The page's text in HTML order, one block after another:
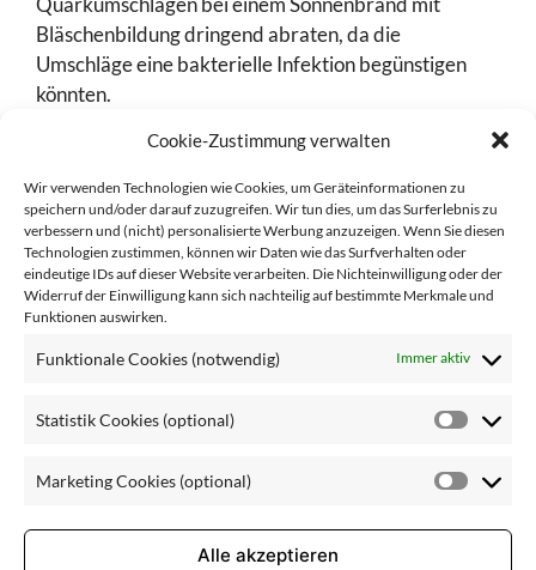
Cookie-Zustimmung verwalten
Wir verwenden Technologien wie Cookies, um Geräteinformationen zu
speichern und/oder darauf zuzugreifen. Wir tun dies, um das Surferlebnis zu
verbessern und (nicht) personalisierte Werbung anzuzeigen. Wenn Sie diesen
Technologien zustimmen, können wir Daten wie das Surfverhalten oder
eindeutige IDs auf dieser Website verarbeiten. Die Nichteinwilligung oder der
Widerruf der Einwilligung kann sich nachteilig auf bestimmte Merkmale und
Funktionen auswirken.
Funktionale Cookies (notwendig) Immer aktiv
Statistik Cookies (optional)
Marketing Cookies (optional)
Alle akzeptieren
Bläschenbildung dringend abraten, da die
Umschläge eine bakterielle Infektion begünstigen
könnten.
Tipp 2: Kühlende Cremes und Gels
Es gibt zahlreiche hautberuhigende Inhaltsstoffe in
Cremes, die Beschwerden durch einen Sonnenbrand
lindern können.
die Regeneration der Haut. Der Wirkstoff beruhigt
feuchtigkeitsspendende Eigenschaften. All das hat